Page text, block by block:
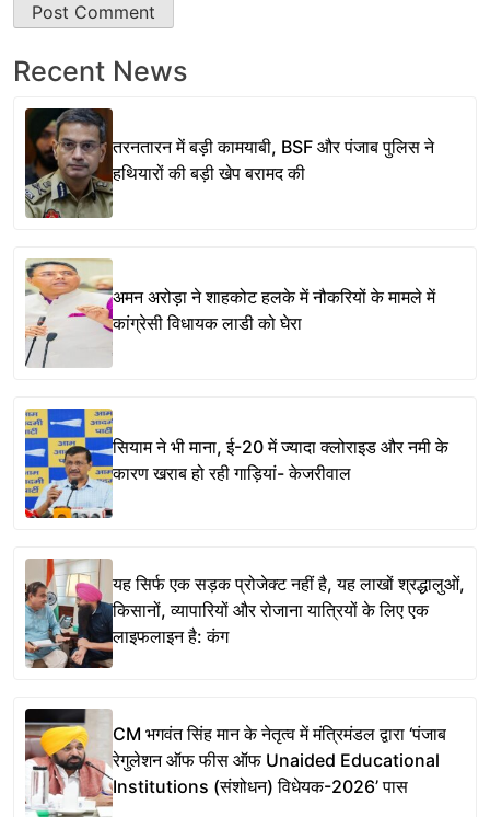
Recent News
तरनतारन में बड़ी कामयाबी, BSF और पंजाब पुलिस ने
हथियारों की बड़ी खेप बरामद की
अमन अरोड़ा ने शाहकोट हलके में नौकरियों के मामले में
कांग्रेसी विधायक लाडी को घेरा
सियाम ने भी माना, ई-20 में ज्यादा क्लोराइड और नमी के
कारण खराब हो रही गाड़ियां- केजरीवाल
यह सिर्फ एक सड़क प्रोजेक्ट नहीं है, यह लाखों श्रद्धालुओं,
किसानों, व्यापारियों और रोजाना यात्रियों के लिए एक
लाइफलाइन है: कंग
CM भगवंत सिंह मान के नेतृत्व में मंत्रिमंडल द्वारा ‘पंजाब
रेगुलेशन ऑफ फीस ऑफ Unaided Educational
Institutions (संशोधन) विधेयक-2026’ पास